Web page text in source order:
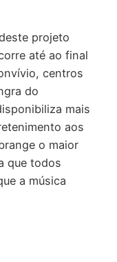
projeto
até ao final
centros
do
mais
aos
o maior
que todos
a música